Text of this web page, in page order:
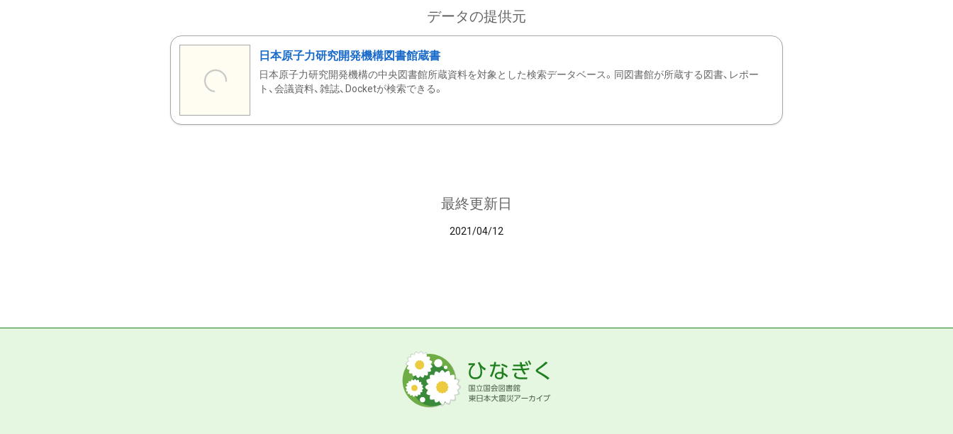
データの提供元
日本原子力研究開発機構図書館蔵書
日本原子力研究開発機構の中央図書館所蔵資料を対象とした検索データベース。同図書館が所蔵する図書、レポー
ト、会議資料、雑誌、Docketが検索できる。
最終更新日
2021/04/12